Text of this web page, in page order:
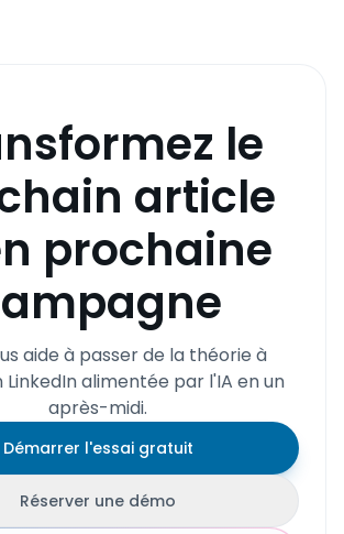
le
article
prochaine
aide à passer de la théorie à
LinkedIn alimentée par l'IA en un
après-midi.
Démarrer l'essai gratuit
Réserver une démo